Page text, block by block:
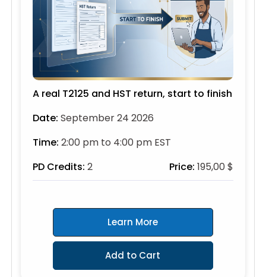
A real T2125 and HST return, start to finish
Date: September 24 2026
Time: 2:00 pm to 4:00 pm EST
PD Credits: 2 Price: 195,00 $
Learn More
Add to Cart